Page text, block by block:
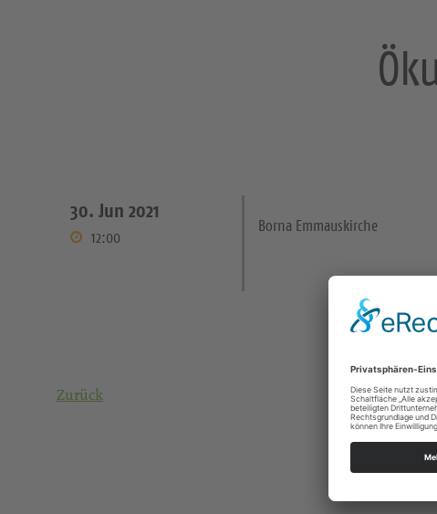
30. Jun 2021
12:00
Borna Emmauskirche
Zurück